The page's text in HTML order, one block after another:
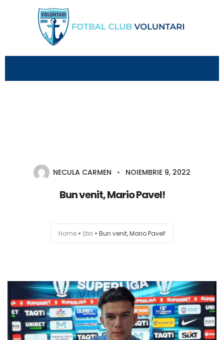
NECULA CARMEN NOIEMBRIE 9, 2022
Bun venit, Mario Pavel!
Home Știri Bun venit, Mario Pavel!